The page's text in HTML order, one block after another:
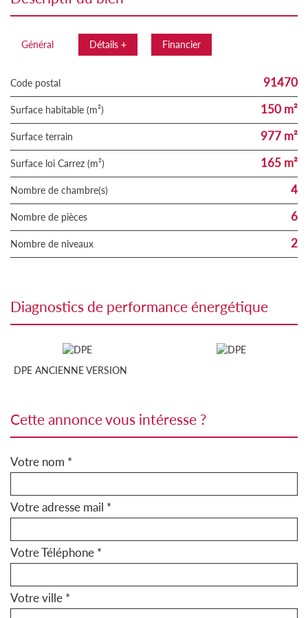
Général Détails + Financier
Code postal 91470
Surface habitable (m²) 150 m²
surface terrain 977 m²
Surface loi Carrez (m²) 165 m²
Nombre de chambre(s) 4
Nombre de pièces 6
Nombre de niveaux 2
diagnostics de performance énergétique
DPE ANCIENNE VERSION
cette annonce vous intéresse ?
Votre nom *
Votre adresse mail *
Votre Téléphone *
Votre ville *